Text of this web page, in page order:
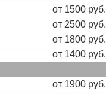
от 1500 руб.
от 2500 руб.
от 1800 руб.
от 1400 руб.
от 1900 руб.